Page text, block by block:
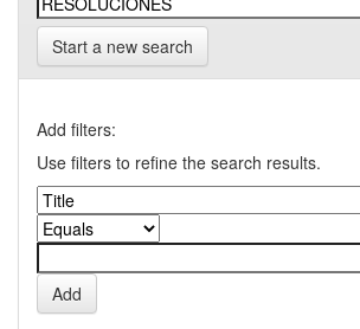
Start a new search
Add filters:
Use filters to refine the search results.